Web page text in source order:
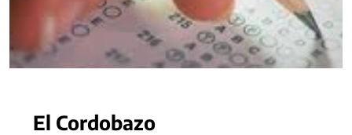
El Cordobazo